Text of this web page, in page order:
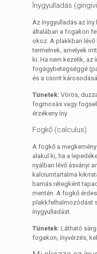
Ínygyulladás
Az ínygyulladás az
általában a fogakon
okoz. A plakkban
termelnek, amelyek
ki. Ha nem kezelik, az
fogágybetegséggé
és a csont
Tünetek: Vörös,
fogmosás vagy
érzékeny íny.
Fogkő (calculus)
A fogkő a
alakul ki, ha a
nyálban lévő ásványi
kalciumtartalma
barnás rétegként
mentén. A fogkő
plakkfelhalmozódást
ínygyulladást.
Tünetek: Látható
fogakon, ínyvérzés,